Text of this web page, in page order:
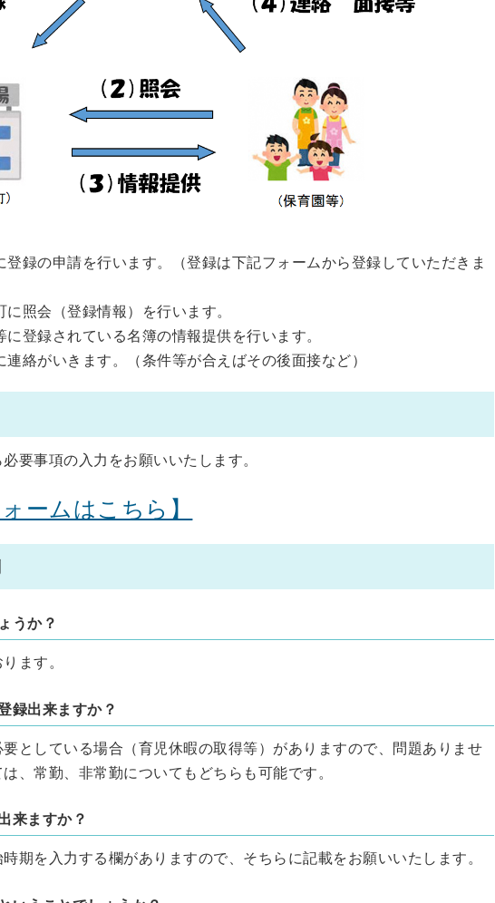
登録の申請を行います。（登録は下記フォームから登録していただきま
照会（登録情報）を行います。
登録されている名簿の情報提供を行います。
絡がいきます。（条件等が合えばその後面接など）
要事項の入力をお願いいたします。
ームはこちら】
うか？
ます。
録出来ますか？
としている場合（育児休暇の取得等）がありますので、問題ありませ
、常勤、非常勤についてもどちらも可能です。
来ますか？
期を入力する欄がありますので、そちらに記載をお願いいたします。